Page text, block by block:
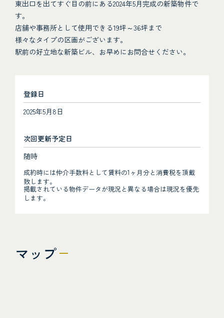
東出口を出てすぐ目の前にある2024年5月完成の新築物件で
す。
店舗や事務所として使用できる19坪～36坪まで
様々なタイプの区画がございます。
駅前の好立地な新築ビル、お早めにお問合せください。
登録日
2025年5月8日
次回更新予定日
随時
成約時には仲介手数料として賃料の1ヶ月分と消費税を頂戴
致します。
掲載されている物件データが現況と異なる場合は現況を優先
します。
マップ